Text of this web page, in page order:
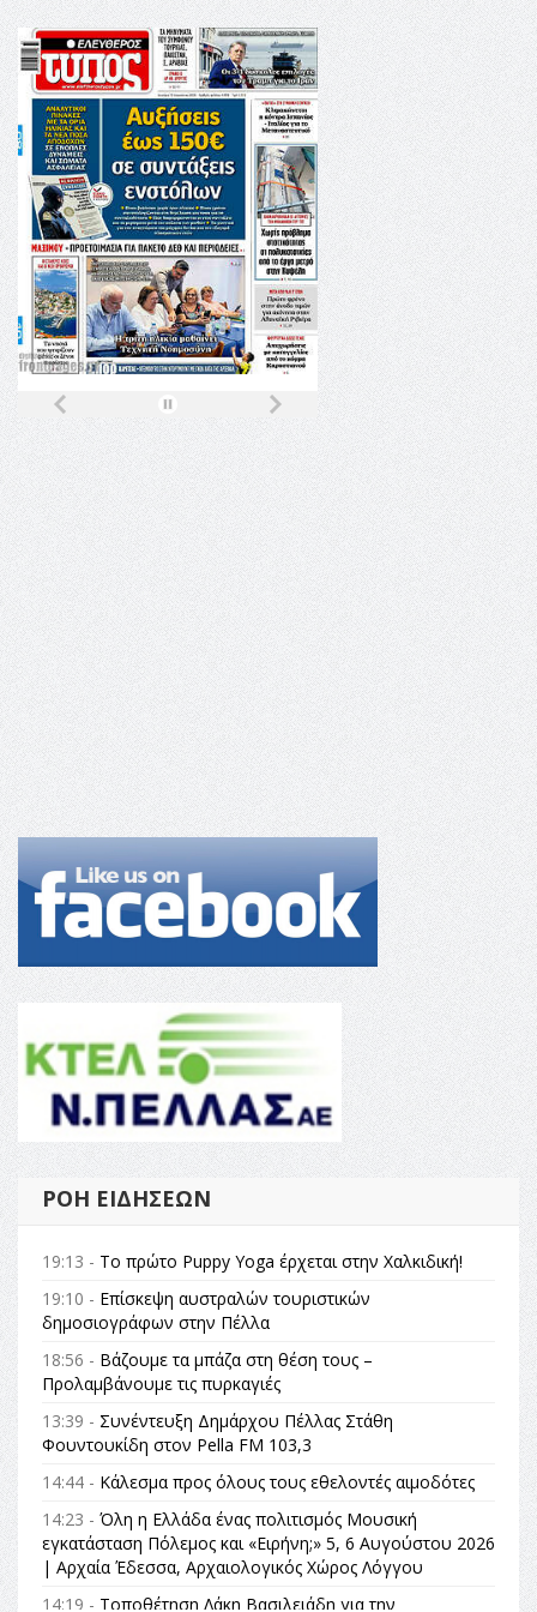
ΡΟΉ ΕΙΔΉΣΕΩΝ
19:13 - Το πρώτο Puppy Yoga έρχεται στην Χαλκιδική!
19:10 - Επίσκεψη αυστραλών τουριστικών
δημοσιογράφων στην Πέλλα
18:56 - Βάζουμε τα μπάζα στη θέση τους –
Προλαμβάνουμε τις πυρκαγιές
13:39 - Συνέντευξη Δημάρχου Πέλλας Στάθη
Φουντουκίδη στον Pella FM 103,3
14:44 - Κάλεσμα προς όλους τους εθελοντές αιμοδότες
14:23 - Όλη η Ελλάδα ένας πολιτισμός Μουσική
εγκατάσταση Πόλεμος και «Ειρήνη;» 5, 6 Αυγούστου 2026
| Αρχαία Έδεσσα, Αρχαιολογικός Χώρος Λόγγου
14:19 - Τοποθέτηση Λάκη Βασιλειάδη για την